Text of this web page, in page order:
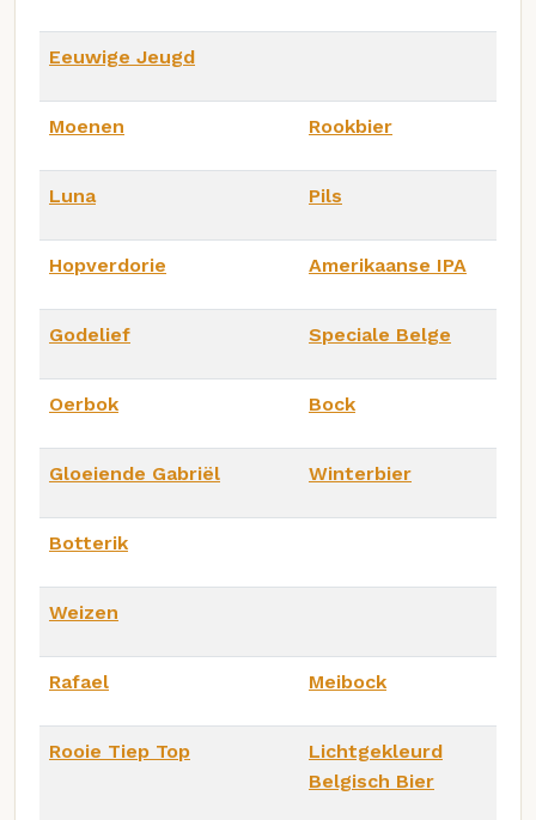
Eeuwige Jeugd
Moenen Rookbier
Luna Pils
Hopverdorie Amerikaanse IPA
Godelief Speciale Belge
Oerbok Bock
Gloeiende Gabriël Winterbier
Botterik
Weizen
Rafael Meibock
Rooie Tiep Top
Lichtgekleurd
Belgisch Bier